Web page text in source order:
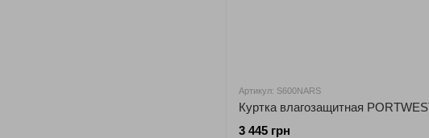
Артикул: S600NARS
3 445 грн